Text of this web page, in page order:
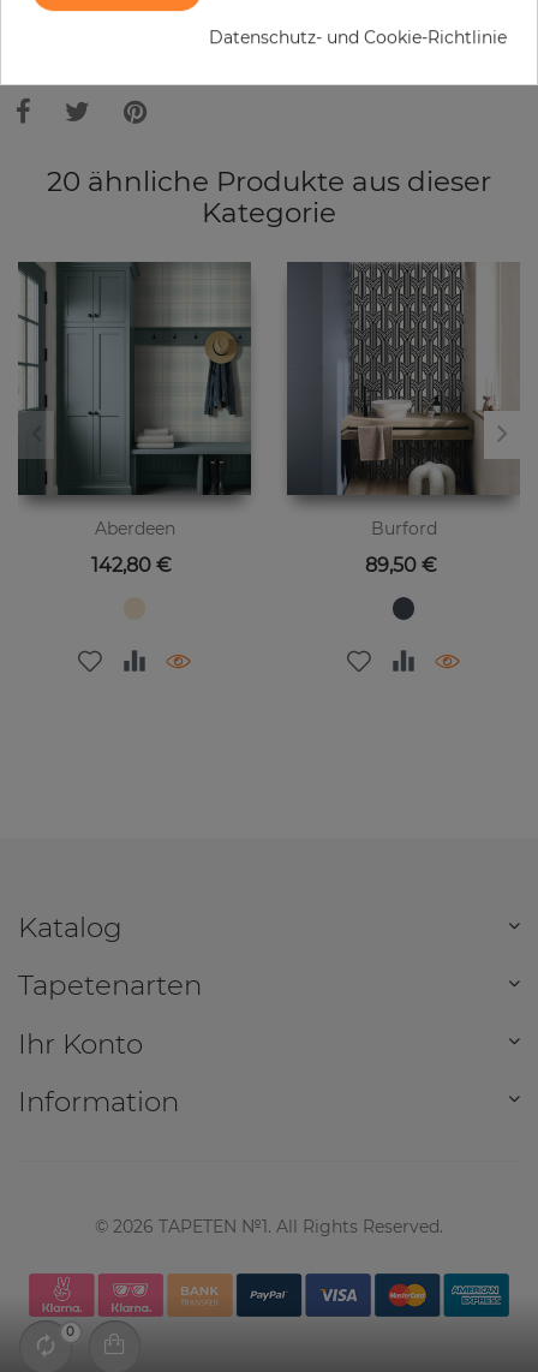
Bitte bedenken Sie, dass es aufgrund unterschiedlicher
Bildschirmeinstellungen zu Abweichungen vom Originalfarbton leicht
verfälscht, werden können. Die Raumbilder zeigen ein Musterbeispiel der
20 ähnliche Produkte aus dieser
Kategorie
Aberdeen
Preis
142,80 €
Burford
Preis
89,50 €
Katalog
Tapetenarten
Ihr Konto
Information
© 2026 TAPETEN №1. All Rights Reserved.
0
Datenschutz- und Cookie-Richtlinie